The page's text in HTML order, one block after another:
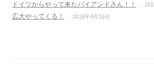
ドイツからやって来たバイアンドさん！！
広大やってくる！ 2016年4月16日